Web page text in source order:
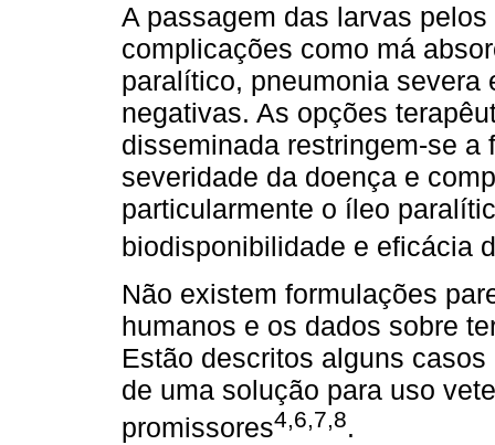
A passagem das larvas
complicações como má
paralítico, pneumonia severa
negativas. As opções
disseminada restringem-se
severidade da doença e
particularmente o íleo
biodisponibilidade e eficácia
Não existem formulações
humanos e os dados sobre
Estão descritos alguns
de uma solução para uso
promissores4,6,7,8.